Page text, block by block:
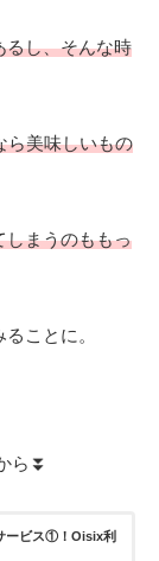
るし、そんな時
ら美味しいもの
しまうのももっ
ことに。
ら⏬
ービス①！Oisix利